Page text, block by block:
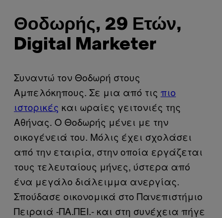
Θοδωρής, 29 Ετών,
Digital Marketer
Συναντώ τον Θοδωρή στους
Αμπελόκηπους. Σε μια από τις πιο
ιστορικές και ωραίες γειτονιές της
Αθήνας. Ο Θοδωρής μένει με την
οικογένειά του. Μόλις έχει σχολάσει
από την εταιρία, στην οποία εργάζεται
τους τελευταίους μήνες, ύστερα από
ένα μεγάλο διάλειμμα ανεργίας.
Σπούδασε οικονομικά στο Πανεπιστήμιο
Πειραιά -ΠΑ.ΠΕΙ.- και στη συνέχεια πήγε